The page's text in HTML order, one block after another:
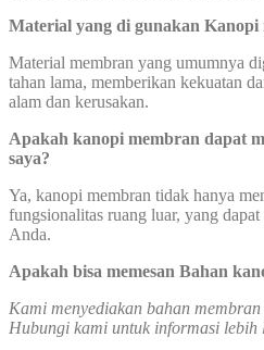
Material yang di gunakan Kanopi
Material membran yang umumnya
tahan lama, memberikan kekuatan
alam dan kerusakan.
Apakah kanopi membran dapat
saya?
Ya, kanopi membran tidak hanya
fungsionalitas ruang luar, yang
Anda.
Apakah bisa memesan Bahan
Kami menyediakan bahan
Hubungi kami untuk informasi lebih